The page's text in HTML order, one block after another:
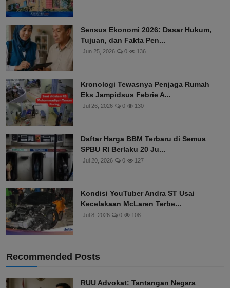
Sensus Ekonomi 2026: Dasar Hukum,
Tujuan, dan Fakta Pen...
Jun 25, 2026 0 136
Kronologi Tewasnya Penjaga Rumah
Eks Jampidsus Febrie A...
Jul 26, 2026 0 130
Daftar Harga BBM Terbaru di Semua
SPBU RI Berlaku 20 Ju...
Jul 20, 2026 0 127
Kondisi YouTuber Andra ST Usai
Kecelakaan McLaren Terbe...
Jul 8, 2026 0 108
Recommended Posts
RUU Advokat: Tantangan Negara